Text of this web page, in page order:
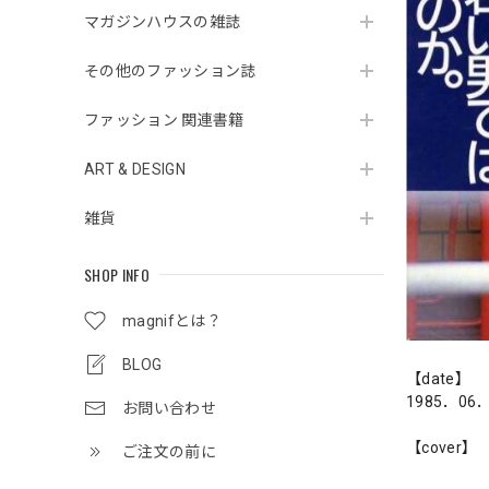
マガジンハウスの雑誌
その他のファッション誌
ファッション 関連書籍
ART & DESIGN
雑貨
SHOP INFO
magnifとは？
BLOG
お問い合わせ
ご注文の前に
【date】
1985．06
【cover】